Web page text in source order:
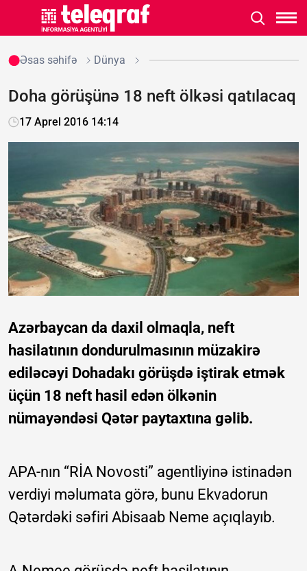
Əsas səhifə Dünya
Doha görüşünə 18 neft ölkəsi qatılacaq
17 Aprel 2016 14:14
Azərbaycan da daxil olmaqla, neft
hasilatının dondurulmasının müzakirə
ediləcəyi Dohadakı görüşdə iştirak etmək
üçün 18 neft hasil edən ölkənin
nümayəndəsi Qətər paytaxtına gəlib.
APA-nın “RİA Novosti” agentliyinə istinadən
verdiyi məlumata görə, bunu Ekvadorun
Qətərdəki səfiri Abisaab Neme açıqlayıb.